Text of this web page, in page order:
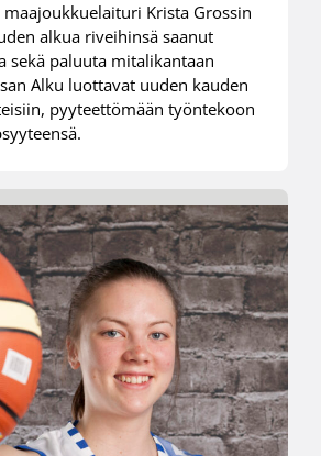
maajoukkuelaituri Krista Grossin
alkua riveihinsä saanut
sekä paluuta mitalikantaan
Alku luottavat uuden kauden
pyyteettömään työntekoon